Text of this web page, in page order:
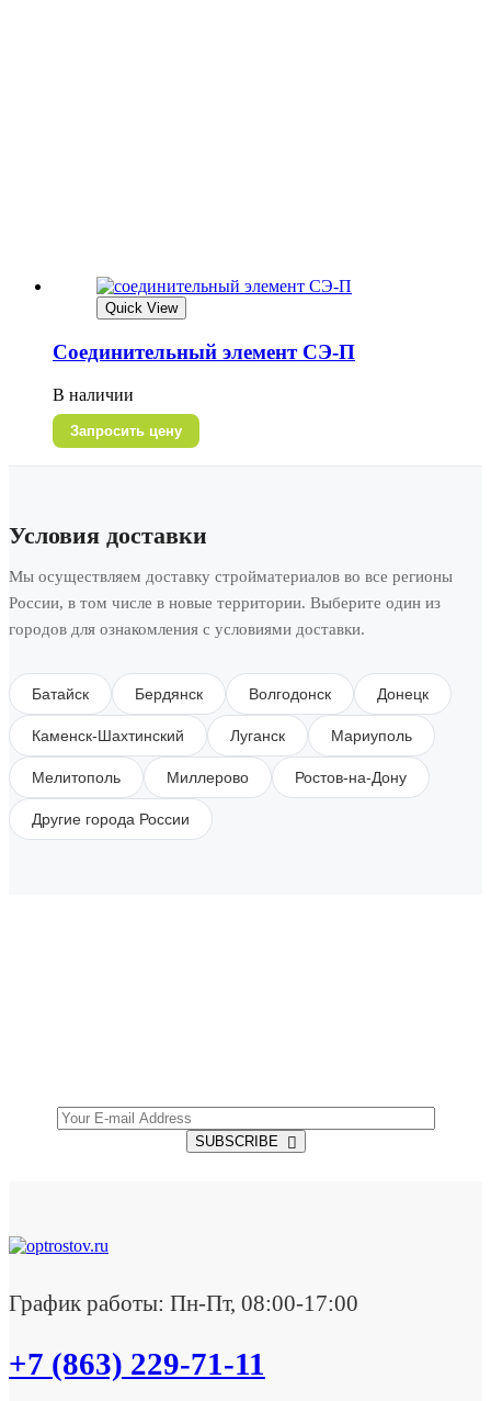
Quick View
Соединительный элемент СЭ-П
В наличии
Запросить цену
Условия доставки
Мы осуществляем доставку стройматериалов во все регионы
России, в том числе в новые территории. Выберите один из
городов для ознакомления с условиями доставки.
Батайск Бердянск Волгодонск Донецк
Каменск-Шахтинский Луганск Мариуполь
Мелитополь Миллерово Ростов-на-Дону
Другие города России
SUBSCRIBE
График работы: Пн-Пт, 08:00-17:00
+7 (863) 229-71-11